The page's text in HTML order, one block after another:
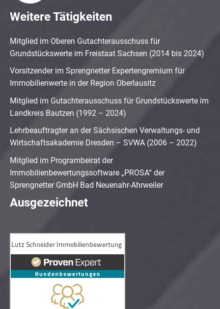
Weitere Tätigkeiten
Mitglied im Oberen Gutachterausschuss für
Grundstückswerte im Freistaat Sachsen (2014 bis 2024)
Vorsitzender im Sprengnetter Expertengremium für
Immobilienwerte in der Region Oberlausitz
Mitglied im Gutachterausschuss für Grundstückswerte im
Landkreis Bautzen (1992 – 2024)
Lehrbeauftragter an der Sächsischen Verwaltungs- und
Wirtschaftsakademie Dresden – SVWA (2006 – 2022)
Mitglied im Programbeirat der
Immobilienbewertungssoftware „PROSA“ der
Sprengnetter GmbH Bad Neuenahr-Ahrweiler
Ausgezeichnet